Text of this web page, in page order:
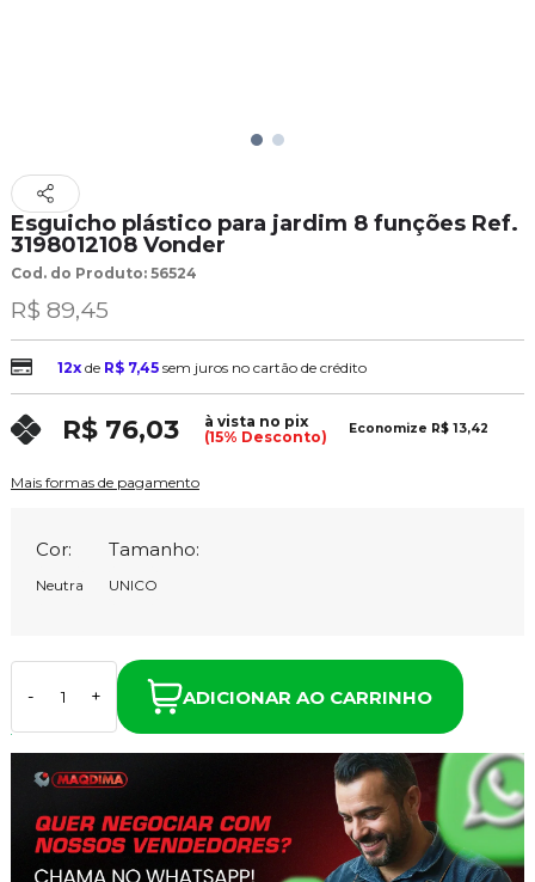
Esguicho plástico para jardim 8 funções Ref.
3198012108 Vonder
Cod. do Produto: 56524
R$ 89,45
12xde R$ 7,45 sem juros no cartão de crédito
R$ 76,03
à vista no pix
(15% Desconto)
Economize R$ 13,42
Mais formas de pagamento
Cor:
Neutra
Tamanho:
UNICO
- + ADICIONAR AO CARRINHO